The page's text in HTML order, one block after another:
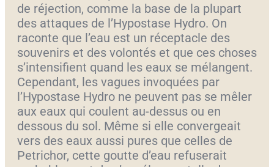
de réjection, comme la base de la plupart
des attaques de l’Hypostase Hydro. On
raconte que l’eau est un réceptacle des
souvenirs et des volontés et que ces choses
s’intensifient quand les eaux se mélangent.
Cependant, les vagues invoquées par
l’Hypostase Hydro ne peuvent pas se mêler
aux eaux qui coulent au-dessus ou en
dessous du sol. Même si elle convergeait
vers des eaux aussi pures que celles de
Petrichor, cette goutte d’eau refuserait